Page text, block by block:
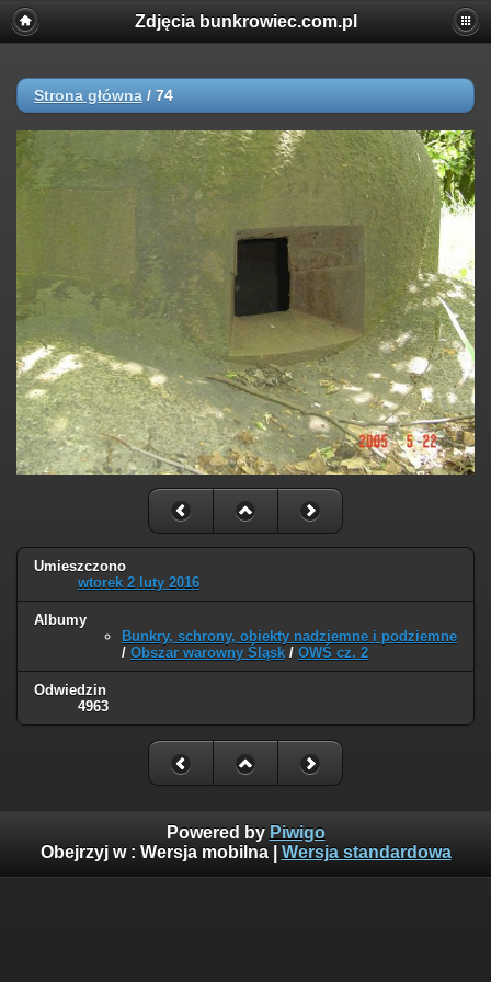
Zdjęcia bunkrowiec.com.pl
Strona główna / 74
Umieszczono
wtorek 2 luty 2016
Albumy
Bunkry, schrony, obiekty nadziemne i podziemne
/ Obszar warowny Śląsk / OWŚ cz. 2
Odwiedzin
4963
Powered by Piwigo
Obejrzyj w : Wersja mobilna| Wersja standardowa